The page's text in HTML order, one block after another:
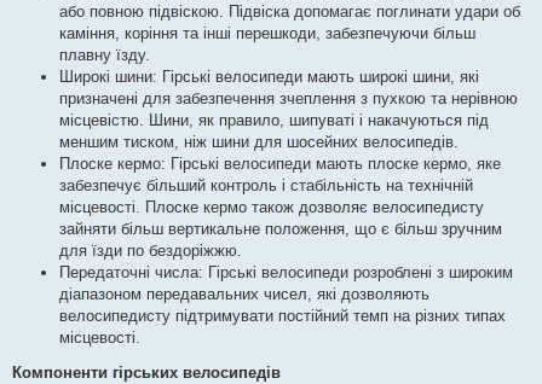
або повною підвіскою. Підвіска допомагає поглинати удари об
каміння, коріння та інші перешкоди, забезпечуючи більш
плавну їзду.
Широкі шини: Гірські велосипеди мають широкі шини, які
призначені для забезпечення зчеплення з пухкою та нерівною
місцевістю. Шини, як правило, шипуваті і накачуються під
меншим тиском, ніж шини для шосейних велосипедів.
Плоске кермо: Гірські велосипеди мають плоске кермо, яке
забезпечує більший контроль і стабільність на технічній
місцевості. Плоске кермо також дозволяє велосипедисту
зайняти більш вертикальне положення, що є більш зручним
для їзди по бездоріжжю.
Передаточні числа: Гірські велосипеди розроблені з широким
діапазоном передавальних чисел, які дозволяють
велосипедисту підтримувати постійний темп на різних типах
місцевості.
Компоненти гірських велосипедів